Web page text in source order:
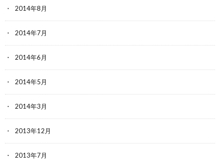
2014年8月
2014年7月
2014年6月
2014年5月
2014年3月
2013年12月
2013年7月